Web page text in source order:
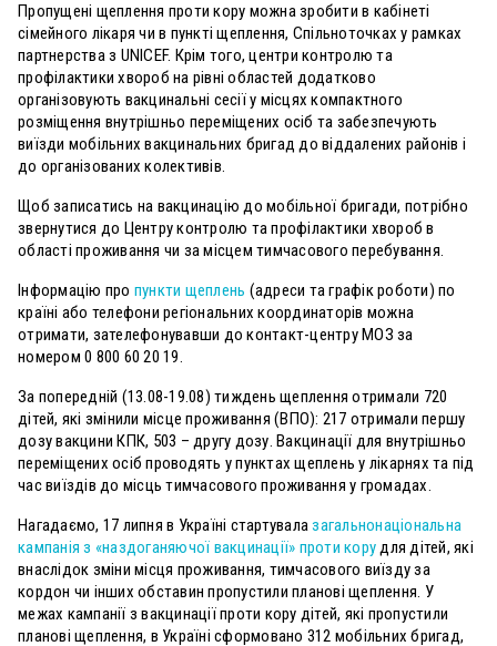
Пропущені щеплення проти кору можна зробити в кабінеті
сімейного лікаря чи в пункті щеплення, Спільноточках у рамках
партнерства з UNICEF. Крім того, центри контролю та
профілактики хвороб на рівні областей додатково
організовують вакцинальні сесії у місцях компактного
розміщення внутрішньо переміщених осіб та забезпечують
виїзди мобільних вакцинальних бригад до віддалених районів і
до організованих колективів.
Щоб записатись на вакцинацію до мобільної бригади, потрібно
звернутися до Центру контролю та профілактики хвороб в
області проживання чи за місцем тимчасового перебування.
Інформацію про пункти щеплень (адреси та графік роботи) по
країні або телефони регіональних координаторів можна
отримати, зателефонувавши до контакт-центру МОЗ за
номером 0 800 60 20 19.
За попередній (13.08-19.08) тиждень щеплення отримали 720
дітей, які змінили місце проживання (ВПО): 217 отримали першу
дозу вакцини КПК, 503 – другу дозу. Вакцинації для внутрішньо
переміщених осіб проводять у пунктах щеплень у лікарнях та під
час виїздів до місць тимчасового проживання у громадах.
Нагадаємо, 17 липня в Україні стартувалазагальнонаціональна
кампанія з «наздоганяючої вакцинації» проти корудля дітей, які
внаслідок зміни місця проживання, тимчасового виїзду за
кордон чи інших обставин пропустили планові щеплення. У
межах кампанії з вакцинації проти кору дітей, які пропустили
планові щеплення, в Україні сформовано 312 мобільних бригад,